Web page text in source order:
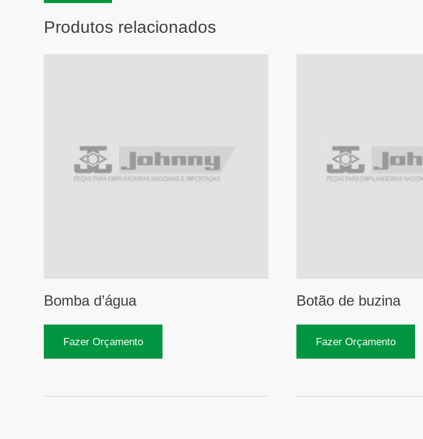
Produtos relacionados
Bomba d’água
Fazer Orçamento
Botão de buzina
Fazer Orçamento